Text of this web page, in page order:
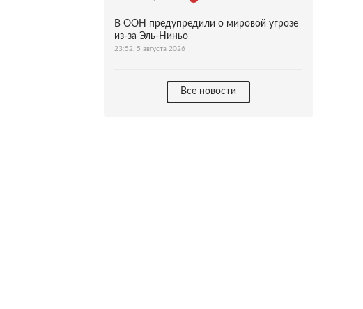
В ООН предупредили о мировой угрозе
из-за Эль-Ниньо
23:52, 5 августа 2026
Все новости